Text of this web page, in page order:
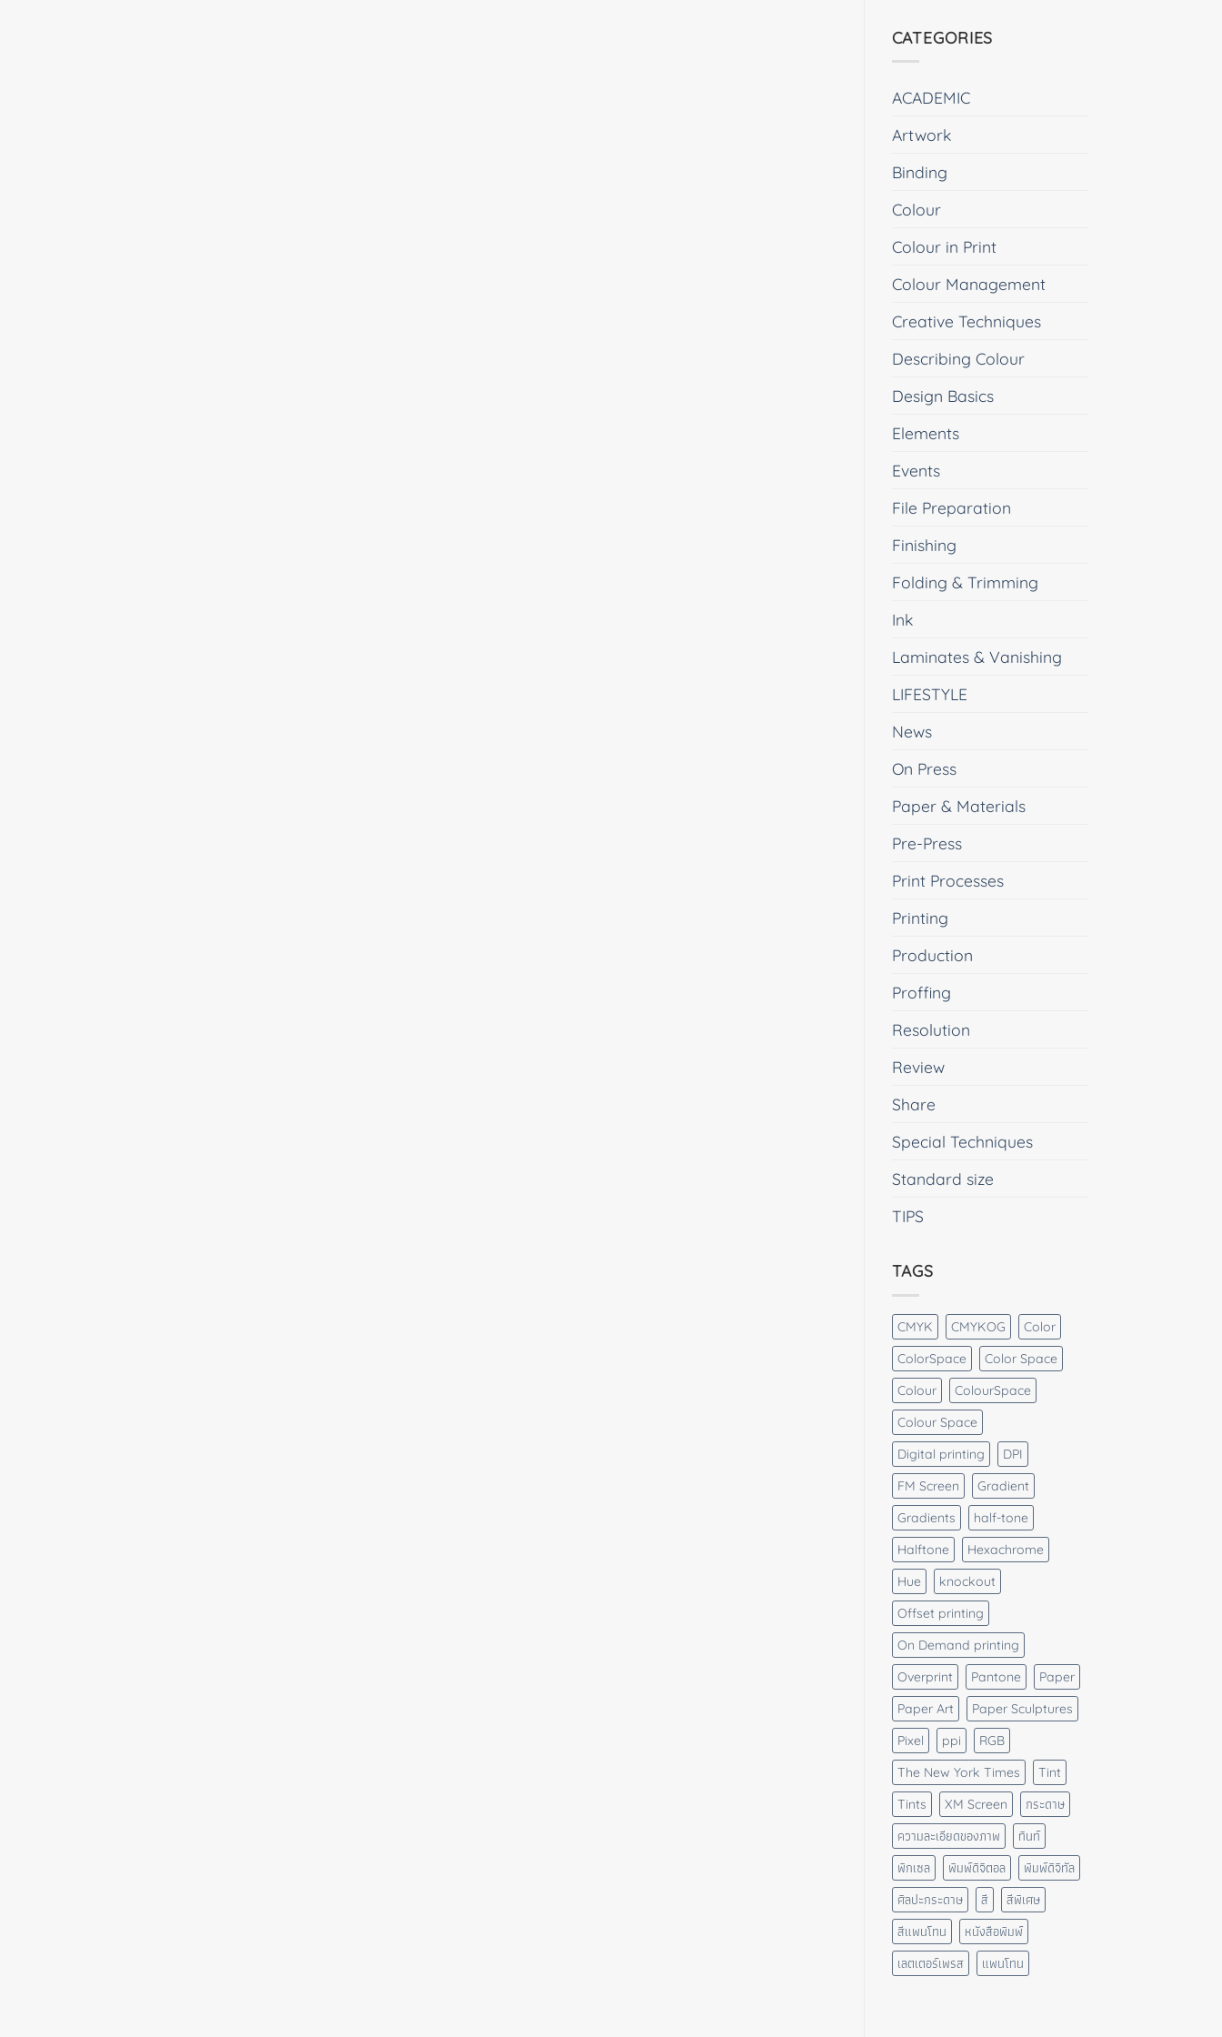
CATEGORIES
ACADEMIC
Artwork
Binding
Colour
Colour in Print
Colour Management
Creative Techniques
Describing Colour
Design Basics
Elements
Events
File Preparation
Finishing
Folding & Trimming
Ink
Laminates & Vanishing
LIFESTYLE
News
On Press
Paper & Materials
Pre-Press
Print Processes
Printing
Production
Proffing
Resolution
Review
Share
Special Techniques
Standard size
TIPS
TAGS
CMYK CMYKOG
Color
ColorSpace
Color Space
Colour
ColourSpace
Colour Space
Digital printing
DPI
FM Screen
Gradient
Gradients
half-tone
Halftone
Hexachrome
Hue
knockout
Offset printing
On Demand printing
Overprint
Pantone
Paper
Paper Art
Paper Sculptures
Pixel
ppi
RGB
The New York Times
Tint
Tints
XM Screen
กระดาษ
ความละเอียดของภาพ
ทินท์
พิกเซล
พิมพ์ดิจิตอล
พิมพ์ดิจิทัล
ศิลปะกระดาษ
สี
สีพิเศษ
สีแพนโทน
หนังสือพิมพ์
เลตเตอร์เพรส
แพนโทน